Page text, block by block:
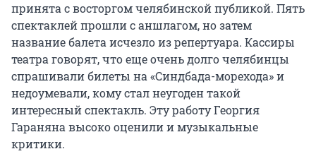
принята с восторгом челябинской публикой. Пять
спектаклей прошли с аншлагом, но затем
название балета исчезло из репертуара. Кассиры
театра говорят, что еще очень долго челябинцы
спрашивали билеты на «Синдбада-морехода» и
недоумевали, кому стал неугоден такой
интересный спектакль. Эту работу Георгия
Гараняна высоко оценили и музыкальные
критики.